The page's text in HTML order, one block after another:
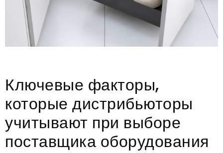
Ключевые факторы,
которые дистрибьюторы
учитывают при выборе
поставщика оборудования